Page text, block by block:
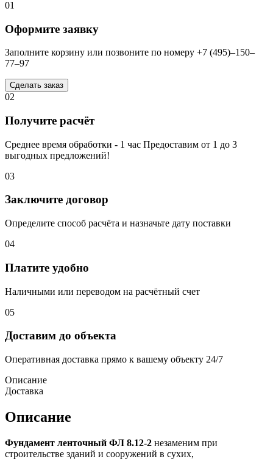
01
Оформите заявку
Заполните корзину или позвоните по номеру +7 (495)–150–
77–97
Сделать заказ
02
Получите расчёт
Среднее время обработки - 1 час Предоставим от 1 до 3
выгодных предложений!
03
Заключите договор
Определите способ расчёта и назначьте дату поставки
04
Платите удобно
Наличными или переводом на расчётный счет
05
Доставим до объекта
Оперативная доставка прямо к вашему объекту 24/7
Описание
Доставка
Описание
Фундамент ленточный ФЛ 8.12-2 незаменим при
строительстве зданий и сооружений в сухих,